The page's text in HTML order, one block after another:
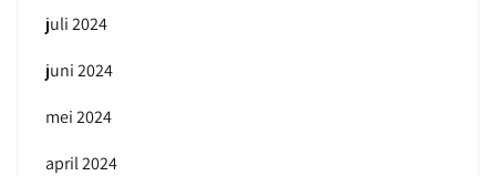
juli 2024
juni 2024
mei 2024
april 2024